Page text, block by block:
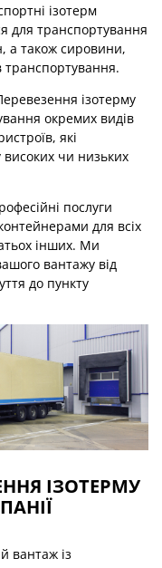
ізотерм
для транспортування
а також сировини,
транспортування.
ізотерму
окремих видів
які
високих чи низьких
послуги
для всіх
інших. Ми
вантажу від
до пункту
ІЗОТЕРМУ
вантаж із